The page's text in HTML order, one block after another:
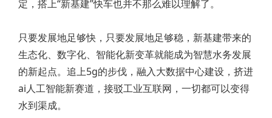
定，搭上“新基建”快车也并不那么难以理解了。
只要发展地足够快，只要发展地足够稳，新基建带来的
生态化、数字化、智能化新变革就能成为智慧水务发展
的新起点。追上5g的步伐，融入大数据中心建设，挤进
ai人工智能新赛道，接驳工业互联网，一切都可以变得
水到渠成。